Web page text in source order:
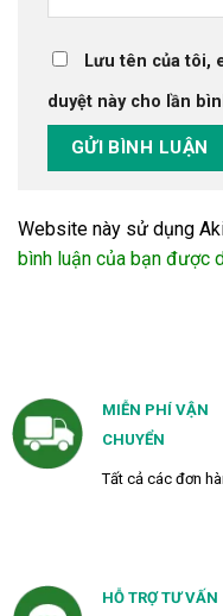
Lưu tên của tôi,
duyệt này cho lần
Website này sử dụng
bình luận của bạn được
MIỄN PHÍ VẬN
CHUYỂN
Tất cả các đơn
HỖ TRỢ TƯ VẤN